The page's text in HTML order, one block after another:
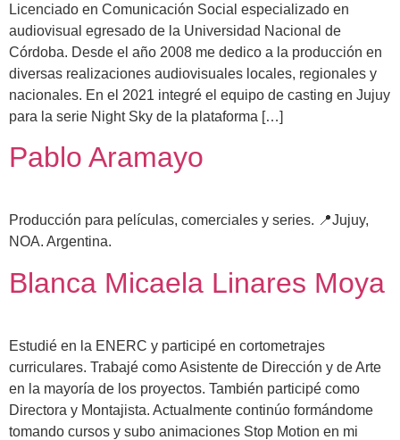
Licenciado en Comunicación Social especializado en
audiovisual egresado de la Universidad Nacional de
Córdoba. Desde el año 2008 me dedico a la producción en
diversas realizaciones audiovisuales locales, regionales y
nacionales. En el 2021 integré el equipo de casting en Jujuy
para la serie Night Sky de la plataforma […]
Pablo Aramayo
Producción para películas, comerciales y series. 📍Jujuy,
NOA. Argentina.
Blanca Micaela Linares Moya
Estudié en la ENERC y participé en cortometrajes
curriculares. Trabajé como Asistente de Dirección y de Arte
en la mayoría de los proyectos. También participé como
Directora y Montajista. Actualmente continúo formándome
tomando cursos y subo animaciones Stop Motion en mi